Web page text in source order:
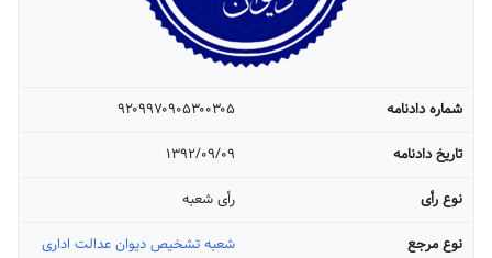
شماره دادنامه
۹۲۰۹۹۷۰۹۰۵۳۰۰۳۰۵
تاریخ دادنامه
۱۳۹۲/۰۹/۰۹
نوع رأی
رأی شعبه
نوع مرجع
شعبه تشخیص دیوان عدالت اداری